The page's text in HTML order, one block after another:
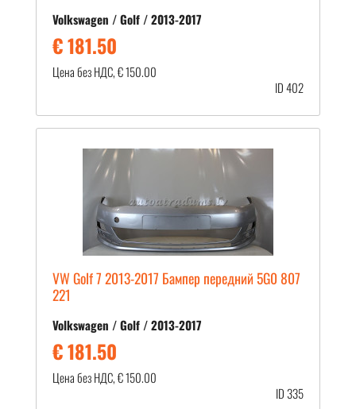
Volkswagen / Golf / 2013-2017
€ 181.50
Цена без НДС, € 150.00
ID 402
VW Golf 7 2013-2017 Бампер передний 5G0 807
221
Volkswagen / Golf / 2013-2017
€ 181.50
Цена без НДС, € 150.00
ID 335